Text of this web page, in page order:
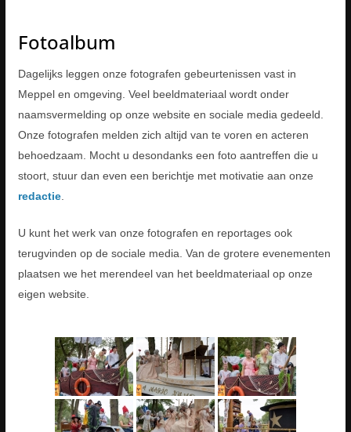
Fotoalbum
Dagelijks leggen onze fotografen gebeurtenissen vast in
Meppel en omgeving. Veel beeldmateriaal wordt onder
naamsvermelding op onze website en sociale media gedeeld.
Onze fotografen melden zich altijd van te voren en acteren
behoedzaam. Mocht u desondanks een foto aantreffen die u
stoort, stuur dan even een berichtje met motivatie aan onze
redactie.
U kunt het werk van onze fotografen en reportages ook
terugvinden op de sociale media. Van de grotere evenementen
plaatsen we het merendeel van het beeldmateriaal op onze
eigen website.